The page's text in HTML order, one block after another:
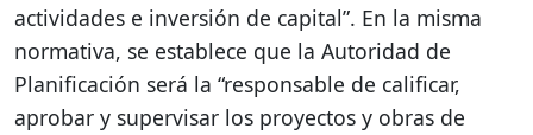
actividades e inversión de capital”. En la misma
normativa, se establece que la Autoridad de
Planificación será la “responsable de calificar,
aprobar y supervisar los proyectos y obras de